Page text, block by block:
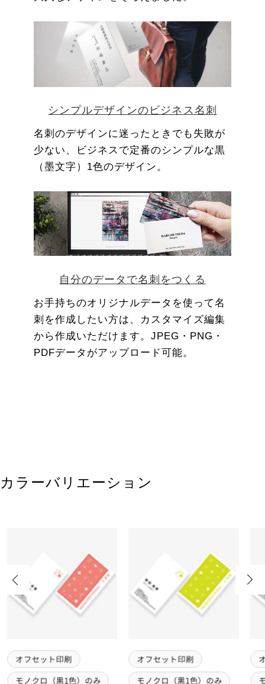
シンプルデザインのビジネス名刺
名刺のデザインに迷ったときでも失敗が
少ない、ビジネスで定番のシンプルな黒
（墨文字）1色のデザイン。
自分のデータで名刺をつくる
お手持ちのオリジナルデータを使って名
刺を作成したい方は、カスタマイズ編集
から作成いただけます。JPEG・PNG・
PDFデータがアップロード可能。
カラーバリエーション
Previous Next